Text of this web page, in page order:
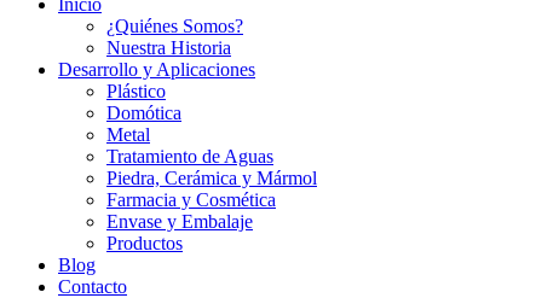
Inicio
¿Quiénes Somos?
Nuestra Historia
Desarrollo y Aplicaciones
Plástico
Domótica
Metal
Tratamiento de Aguas
Piedra, Cerámica y Mármol
Farmacia y Cosmética
Envase y Embalaje
Productos
Blog
Contacto